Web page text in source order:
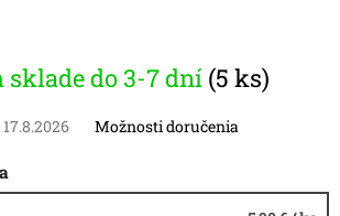
sklade do 3-7 dní (5 ks)
17.8.2026 Možnosti doručenia